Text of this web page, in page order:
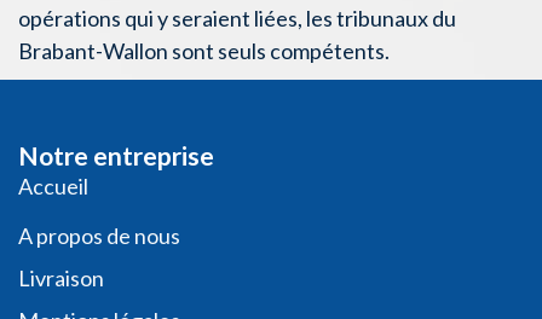
opérations qui y seraient liées, les tribunaux du
Brabant-Wallon sont seuls compétents.
Notre entreprise
​​​Acc​uei​l​
A propos de nous
Livraison